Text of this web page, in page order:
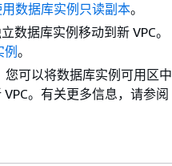
数据库实例只读副本。
数据库实例移动到新 VPC。
。
您可以将数据库实例可用区中
。有关更多信息，请参阅